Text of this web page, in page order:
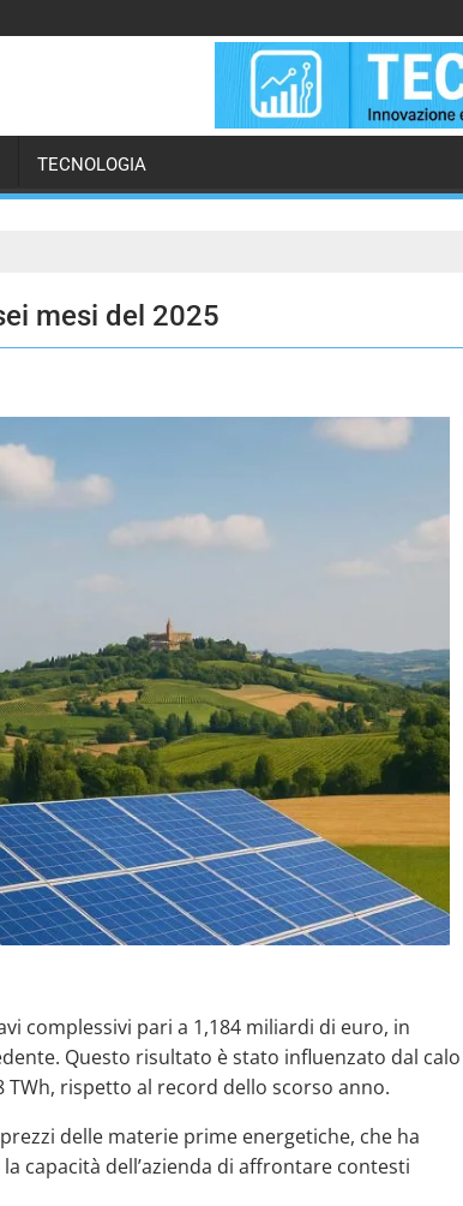
TECNOLOGIA
mesi del 2025
complessivi pari a 1,184 miliardi di euro, in
Questo risultato è stato influenzato dal calo
rispetto al record dello scorso anno.
delle materie prime energetiche, che ha
capacità dell’azienda di affrontare contesti